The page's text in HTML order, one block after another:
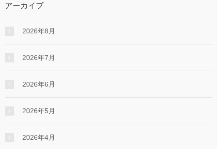
アーカイブ
2026年8月
2026年7月
2026年6月
2026年5月
2026年4月